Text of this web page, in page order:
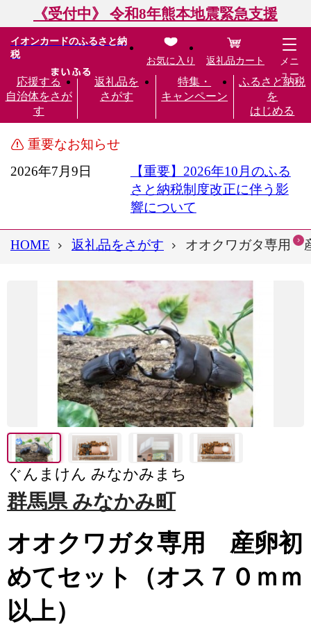
《受付中》 令和8年熊本地震緊急支援
イオンカードのふるさと納
税
応援する
自治体をさが
す
返礼品を
さがす
特集・
キャンペーン
ふるさと納税
を
はじめる
お気に入り 返礼品カート
メニ
ュー
重要なお知らせ
2026年7月9日
【重要】2026年10月のふる
さと納税制度改正に伴う影
響について
HOME 返礼品をさがす オオクワガタ専用
ぐんまけん みなかみまち
群馬県 みなかみ町
オオクワガタ専用 産卵初
めてセット（オス７０ｍｍ
以上）